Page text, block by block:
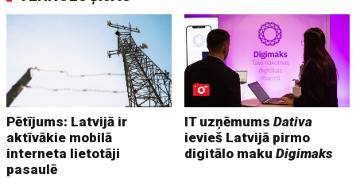
Pētījums: Latvijā ir
aktīvākie mobilā
interneta lietotāji
pasaulē
IT uzņēmumsDativa
ievieš Latvijā pirmo
digitālo makuDigimaks